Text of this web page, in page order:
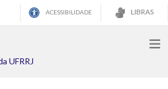
ACESSIBILIDADE LIBRAS
UFRRJ